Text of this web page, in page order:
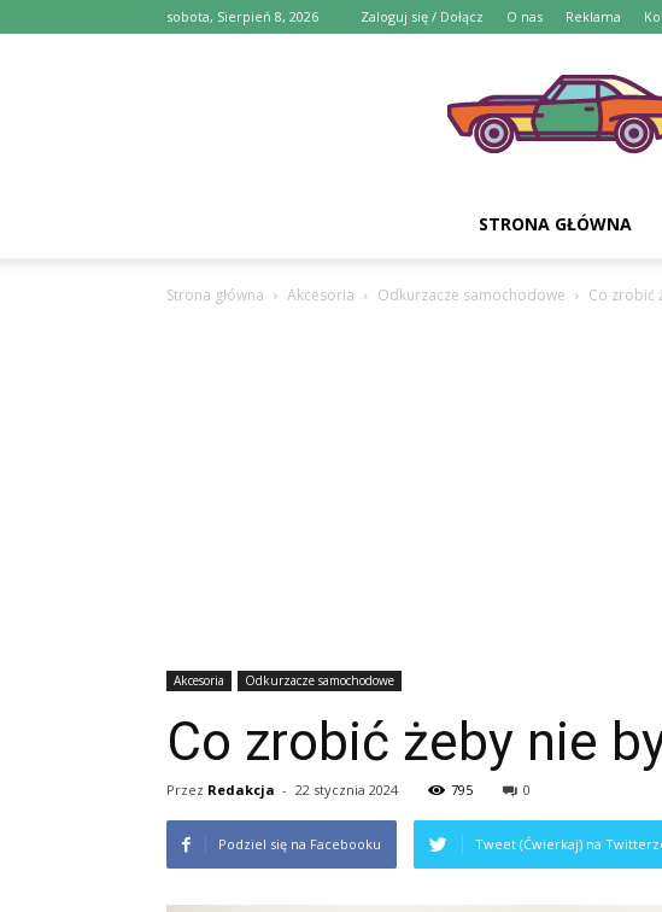
sobota, Sierpień 8, 2026 Zaloguj się / Dołącz O nas Reklama
STRONA GŁÓWNA
Strona główna Akcesoria Odkurzacze samochodowe Co zrobić
Akcesoria Odkurzacze samochodowe
Co zrobić żeby nie
Przez Redakcja - 22 stycznia 2024 795 0
Podziel się na Facebooku Tweet (Ćwierkaj) na